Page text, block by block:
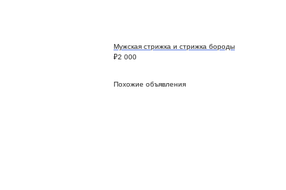
Мужская стрижка и стрижка бороды
₽2 000
Похожие объявления